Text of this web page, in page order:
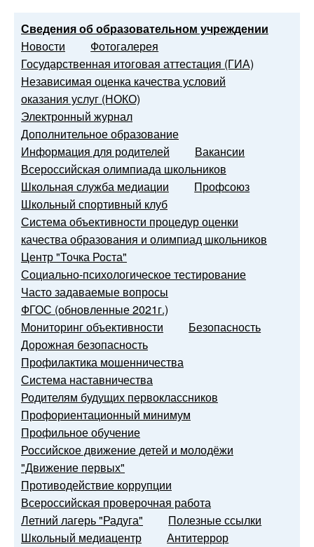
Сведения об образовательном учреждении
Новости
Фотогалерея
Государственная итоговая аттестация (ГИА)
Независимая оценка качества условий
оказания услуг (НОКО)
Электронный журнал
Дополнительное образование
Информация для родителей
Вакансии
Всероссийская олимпиада школьников
Школьная служба медиации
Профсоюз
Школьный спортивный клуб
Система объективности процедур оценки
качества образования и олимпиад школьников
Центр "Точка Роста"
Социально-психологическое тестирование
Часто задаваемые вопросы
ФГОС (обновленные 2021г.)
Мониторинг объективности
Безопасность
Дорожная безопасность
Профилактика мошенничества
Система наставничества
Родителям будущих первоклассников
Профориентационный минимум
Профильное обучение
Российское движение детей и молодёжи
"Движение первых"
Противодействие коррупции
Всероссийская проверочная работа
Летний лагерь "Радуга"
Полезные ссылки
Школьный медиацентр
Антитеррор